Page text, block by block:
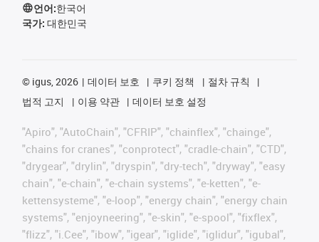
언어:한국어
국가: 대한민국
© igus, 2026 데이터 보호 쿠키 정책
절차 규칙
법적 고지
이용 약관 데이터 보호 설정
"Apiro", "AutoChain", "CFRIP", "chainflex", "chainge",
"chains for cranes", "conprotect", "cradle-chain", "CTD",
"drygear", "drylin", "dryspin", "dry-tech", "dryway", "easy
chain", "e-chain", "e-chain systems", "e-ketten", "e-
kettensysteme", "e-loop", "energy chain", "energy chain
systems", "enjoyneering", "e-skin", "e-spool", "fixflex",
"flizz", "i.Cee", "ibow", "igear", "iglide", "iglidur", "igubal",